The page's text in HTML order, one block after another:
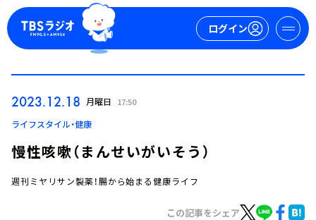
ログイン
ログイン
2023.12.18 月曜日 17:50
ライフスタイル・健康
慢性咳嗽（まんせいがいそう）
週刊ミヤリサン製薬！腸から始まる健康ライフ
この記事をシェア